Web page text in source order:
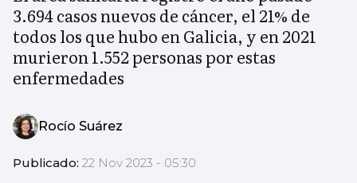
3.694 casos nuevos de cáncer, el 21% de
todos los que hubo en Galicia, y en 2021
murieron 1.552 personas por estas
enfermedades
Rocío Suárez
Publicado: 22 Nov 2023 - 05:30